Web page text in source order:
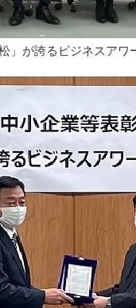
」が誇るビジネスアワ